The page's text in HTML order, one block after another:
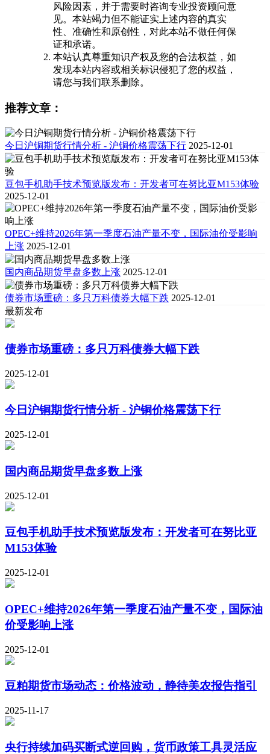
风险因素，并于需要时咨询专业投资顾问意
见。本站竭力但不能证实上述内容的真实
性、准确性和原创性，对此本站不做任何保
证和承诺。
本站认真尊重知识产权及您的合法权益，如
发现本站内容或相关标识侵犯了您的权益，
请您与我们联系删除。
推荐文章：
今日沪铜期货行情分析 - 沪铜价格震荡下行 2025-12-01
豆包手机助手技术预览版发布：开发者可在努比亚M153体验
2025-12-01
OPEC+维持2026年第一季度石油产量不变，国际油价受影响
上涨 2025-12-01
国内商品期货早盘多数上涨 2025-12-01
债券市场重磅：多只万科债券大幅下跌 2025-12-01
最新发布
债券市场重磅：多只万科债券大幅下跌
2025-12-01
今日沪铜期货行情分析 - 沪铜价格震荡下行
2025-12-01
国内商品期货早盘多数上涨
2025-12-01
豆包手机助手技术预览版发布：开发者可在努比亚
M153体验
2025-12-01
OPEC+维持2026年第一季度石油产量不变，国际油
价受影响上涨
2025-12-01
豆粕期货市场动态：价格波动，静待美农报告指引
2025-11-17
央行持续加码买断式逆回购，货币政策工具灵活应